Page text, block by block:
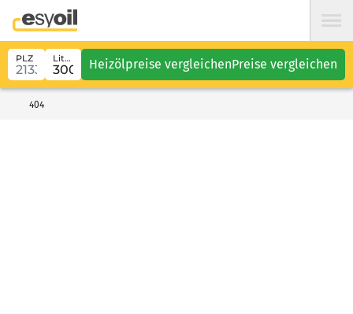
PLZ Liter Heizölpreise vergleichenPreise vergleichen
404